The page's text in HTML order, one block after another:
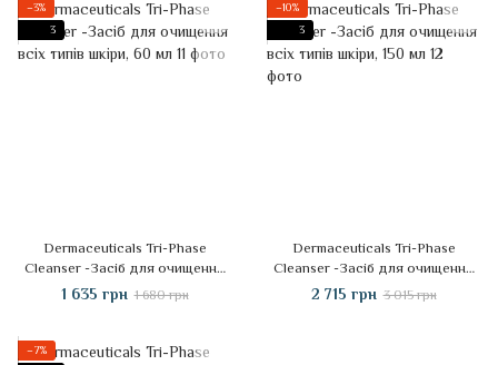
−3%
3
Dermaceuticals Tri-Phase
Cleanser -Засіб для очищення
всіх типів шкіри, 60 мл
1 635 грн 1 680 грн
−10%
3
Dermaceuticals Tri-Phase
Cleanser -Засіб для очищення
всіх типів шкіри, 150 мл
2 715 грн 3 015 грн
−7%